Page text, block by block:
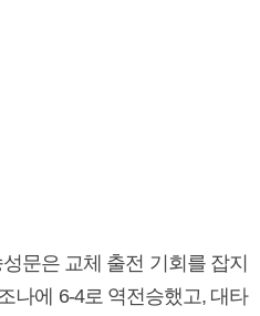
문은 교체 출전 기회를 잡지
나에 6-4로 역전승했고, 대타